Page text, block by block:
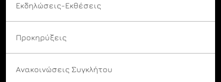
Εκδηλώσεις-Εκθέσεις
Προκηρύξεις
Ανακοινώσεις Συγκλήτου